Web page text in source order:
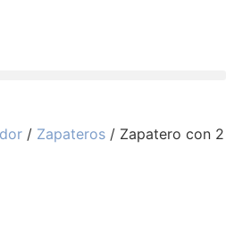
/ Zapateros / Zapatero con 2